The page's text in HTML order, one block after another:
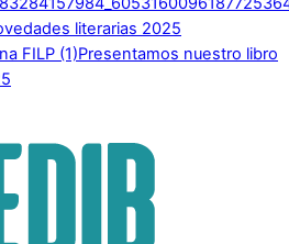
literarias 2025
Presentamos nuestro libro